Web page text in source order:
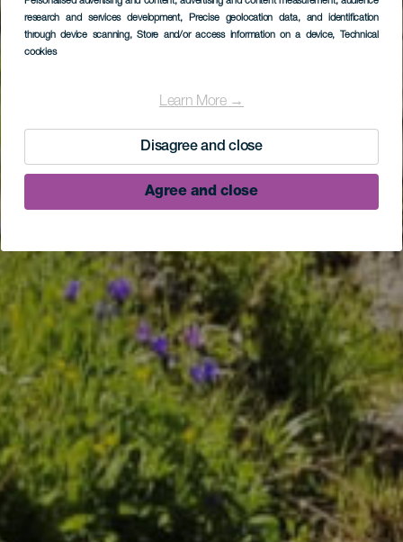
research and services development, Precise geolocation data, and identification
through device scanning, Store and/or access information on a device, Technical
cookies
Learn More →
Disagree and close
Agree and close